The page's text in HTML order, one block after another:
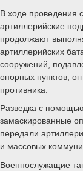
В ходе проведения
артиллерийские
продолжают
артиллерийских
сооружений,
опорных пунктов,
противника.
Разведка с помощью
замаскированные
передали
и массовых
Военнослужащие